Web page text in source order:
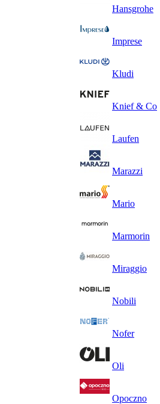
Hansgrohe
Imprese
Kludi
Knief & Co
Laufen
Marazzi
Mario
Marmorin
Miraggio
Nobili
Nofer
Oli
Opoczno